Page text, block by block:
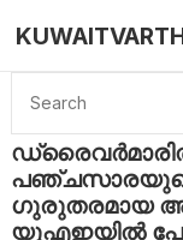
Home UAE
ഗുരുതരമായ
യുഎഇയിൽ